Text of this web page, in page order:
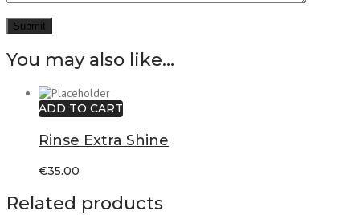
You may also like…
ADD TO CART
Rinse Extra Shine
€35.00
Related products